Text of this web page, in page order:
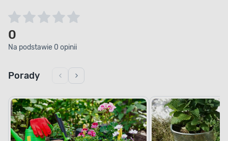
0
Na podstawie 0 opinii
Porady